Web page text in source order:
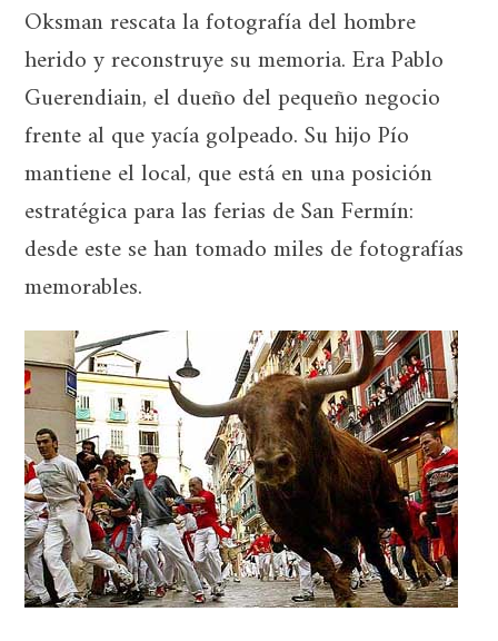
Oksman rescata la fotografía del hombre
herido y reconstruye su memoria. Era Pablo
Guerendiain, el dueño del pequeño negocio
frente al que yacía golpeado. Su hijo Pío
mantiene el local, que está en una posición
estratégica para las ferias de San Fermín:
desde este se han tomado miles de fotografías
memorables.